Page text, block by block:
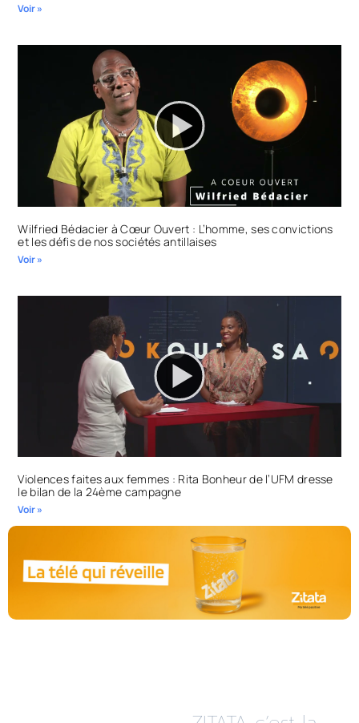
Voir »
Wilfried Bédacier à Cœur Ouvert : L’homme, ses convictions
et les défis de nos sociétés antillaises
Voir »
Violences faites aux femmes : Rita Bonheur de l’UFM dresse
le bilan de la 24ème campagne
Voir »